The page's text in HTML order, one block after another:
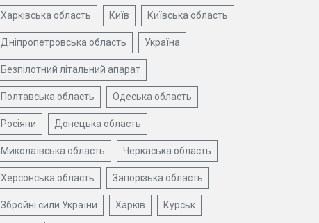
Харківська область Київ Київська область
Дніпропетровська область Україна
Безпілотний літальний апарат
Полтавська область Одеська область
Росіяни Донецька область
Миколаївська область Черкаська область
Херсонська область Запорізька область
Збройні сили України Харків Курськ